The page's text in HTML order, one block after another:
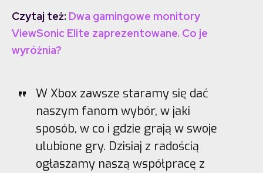
Czytaj też: Dwa gamingowe monitory
ViewSonic Elite zaprezentowane. Co je
wyróżnia?
W Xbox zawsze staramy się dać
naszym fanom wybór, w jaki
sposób, w co i gdzie grają w swoje
ulubione gry. Dzisiaj z radością
ogłaszamy naszą współpracę z